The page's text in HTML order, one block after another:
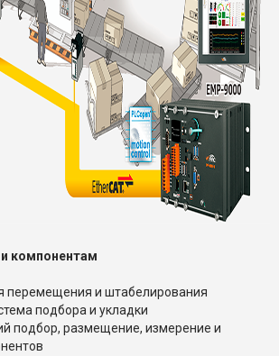
компонентам
перемещения и штабелирования
подбора и укладки
подбор, размещение, измерение и